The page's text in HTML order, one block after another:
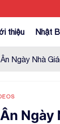
thiệu Nhật
Ngày Nhà
Ngày